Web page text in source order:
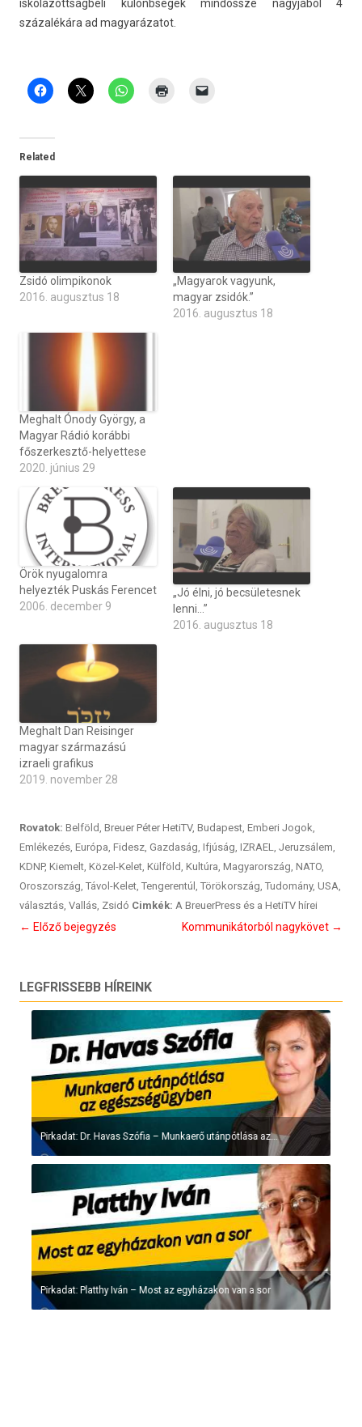
iskolázottságbeli különbségek mindössze nagyjából 4
százalékára ad magyarázatot.
Related
Zsidó olimpikonok
2016. augusztus 18
„Magyarok vagyunk,
magyar zsidók.”
2016. augusztus 18
Meghalt Ónody György, a
Magyar Rádió korábbi
főszerkesztő-helyettese
2020. június 29
Örök nyugalomra
helyezték Puskás Ferencet
2006. december 9
„Jó élni, jó becsületesnek
lenni…”
2016. augusztus 18
Meghalt Dan Reisinger
magyar származású
izraeli grafikus
2019. november 28
Rovatok: Belföld, Breuer Péter HetiTV, Budapest, Emberi Jogok,
Emlékezés, Európa, Fidesz, Gazdaság, Ifjúság, IZRAEL, Jeruzsálem,
KDNP, Kiemelt, Közel-Kelet, Külföld, Kultúra, Magyarország, NATO,
Oroszország, Távol-Kelet, Tengerentúl , Törökország, Tudomány, USA,
választás, Vallás, Zsidó Cimkék: A BreuerPress és a HetiTV hírei
Bejegyzés
← Előző bejegyzés Kommunikátorból nagykövet →
LEGFRISSEBB HÍREINK
Pirkadat: Dr. Havas Szófia – Munkaerő utánpótlása az...
Pirkadat: Platthy Iván – Most az egyházakon van a sor